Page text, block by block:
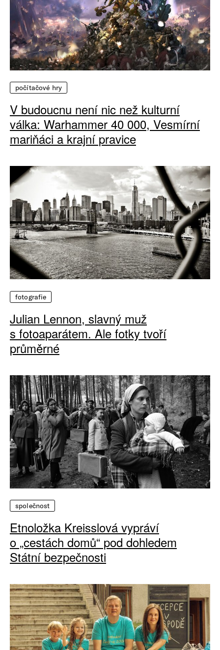
počítačové hry
V budoucnu není nic než kulturní
válka: Warhammer 40 000, Vesmírní
mariňáci a krajní pravice
fotografie
Julian Lennon, slavný muž
s fotoaparátem. Ale fotky tvoří
průměrné
společnost
Etnoložka Kreisslová vypráví
o „cestách domů“ pod dohledem
Státní bezpečnosti